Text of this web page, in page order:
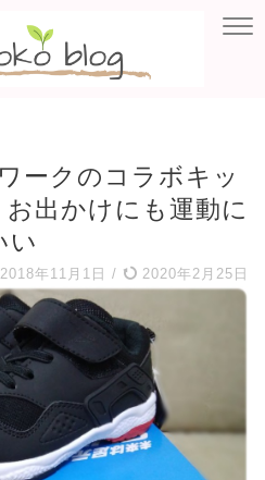
ークのコラボキッ
出かけにも運動に
い
2018年11月1日 / 2020年2月25日